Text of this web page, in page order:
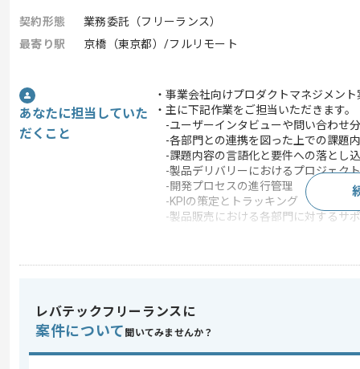
契約形態
業務委託（フリーランス）
最寄り駅
京橋（東京都）/フルリモート
あなたに担当していた
だくこと
・事業会社向けプロダクトマネジメン
・主に下記作業をご担当いただきます。
-ユーザーインタビューや問い合わせ
-各部門との連携を図った上での課題
-課題内容の言語化と要件への落とし
-製品デリバリーにおけるプロジェク
-開発プロセスの進行管理
-KPIの策定とトラッキング
-製品販売における各部門に対するサ
求めるスキル
レバテックフリーランスに
案件について 聞いてみませんか？